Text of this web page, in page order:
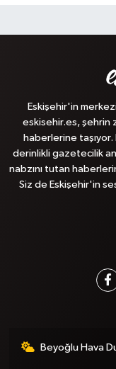
Eskişehir'in
eskisehir.es, şehrin
haberlerine
derinlikli gazetecilik
nabzını tutan
Siz de Eskişehir'in
Beyoğlu Hava